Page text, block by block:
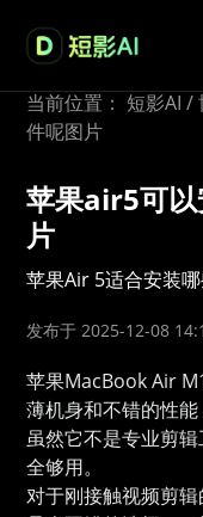
当前位置： 短影AI /
件呢图片
苹果air5可以
片
苹果Air 5适合安装
发布于 2025-12-08
苹果MacBook Air
薄机身和不错的性能
虽然它不是专业剪
全够用。
对于刚接触视频剪